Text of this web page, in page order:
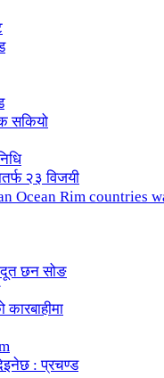
सकियो
२३ विजयी
Ocean Rim countries
छन सोङ
: प्रचण्ड